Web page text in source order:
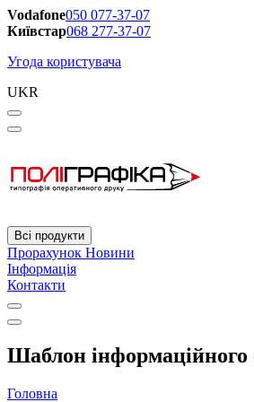
Vodafone050 077-37-07
Київстар068 277-37-07
Угода користувача
UKR
Всі продукти
Прорахунок Новини
Інформація
Контакти
Шаблон інформаційного
Головна